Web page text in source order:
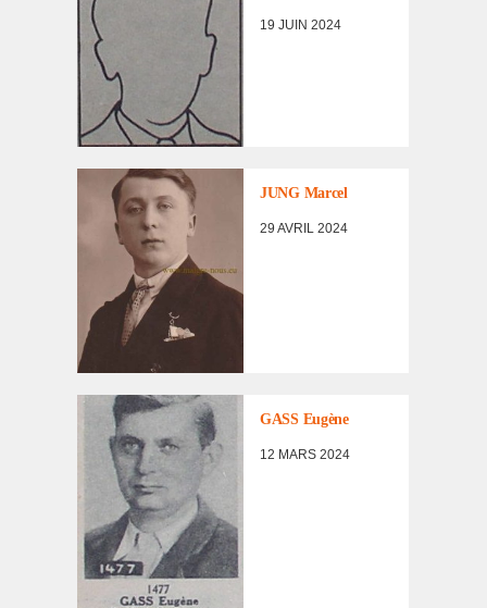
19 JUIN 2024
AVIS DE
RECHERCHE ,
LISTE DES AVIS
DE
RECHERCHE
LISTE DES NON
RENTRÉS
JUNG Marcel
29 AVRIL 2024
RENTRÉS
GASS Eugène
12 MARS 2024